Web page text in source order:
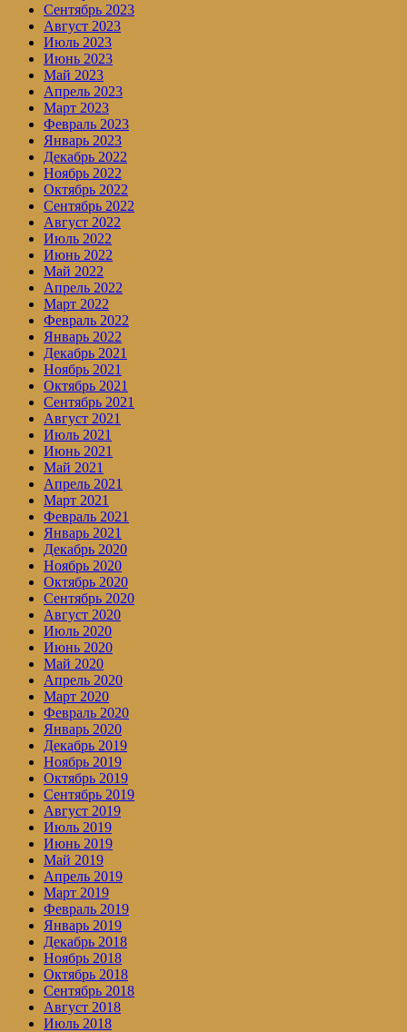
Сентябрь 2023
Август 2023
Июль 2023
Июнь 2023
Май 2023
Апрель 2023
Март 2023
Февраль 2023
Январь 2023
Декабрь 2022
Ноябрь 2022
Октябрь 2022
Сентябрь 2022
Август 2022
Июль 2022
Июнь 2022
Май 2022
Апрель 2022
Март 2022
Февраль 2022
Январь 2022
Декабрь 2021
Ноябрь 2021
Октябрь 2021
Сентябрь 2021
Август 2021
Июль 2021
Июнь 2021
Май 2021
Апрель 2021
Март 2021
Февраль 2021
Январь 2021
Декабрь 2020
Ноябрь 2020
Октябрь 2020
Сентябрь 2020
Август 2020
Июль 2020
Июнь 2020
Май 2020
Апрель 2020
Март 2020
Февраль 2020
Январь 2020
Декабрь 2019
Ноябрь 2019
Октябрь 2019
Сентябрь 2019
Август 2019
Июль 2019
Июнь 2019
Май 2019
Апрель 2019
Март 2019
Февраль 2019
Январь 2019
Декабрь 2018
Ноябрь 2018
Октябрь 2018
Сентябрь 2018
Август 2018
Июль 2018